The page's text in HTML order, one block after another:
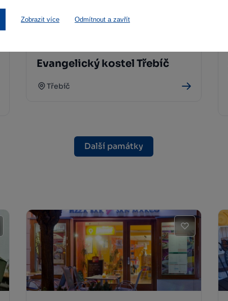
Zobrazit více Odmítnout a zavřít
Evangelický kostel Třebíč
Třebíč
Další památky